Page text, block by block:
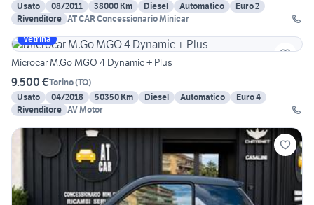
Usato
08/2011 38000 Km Diesel Automatico
Euro 2
Rivenditore AT CAR Concessionario Minicar
Vetrina
Microcar M.Go MGO 4 Dynamic + Plus
9.500 €Torino(TO)
Usato
04/2018 50350 Km Diesel Automatico
Euro 4
Rivenditore AV Motor